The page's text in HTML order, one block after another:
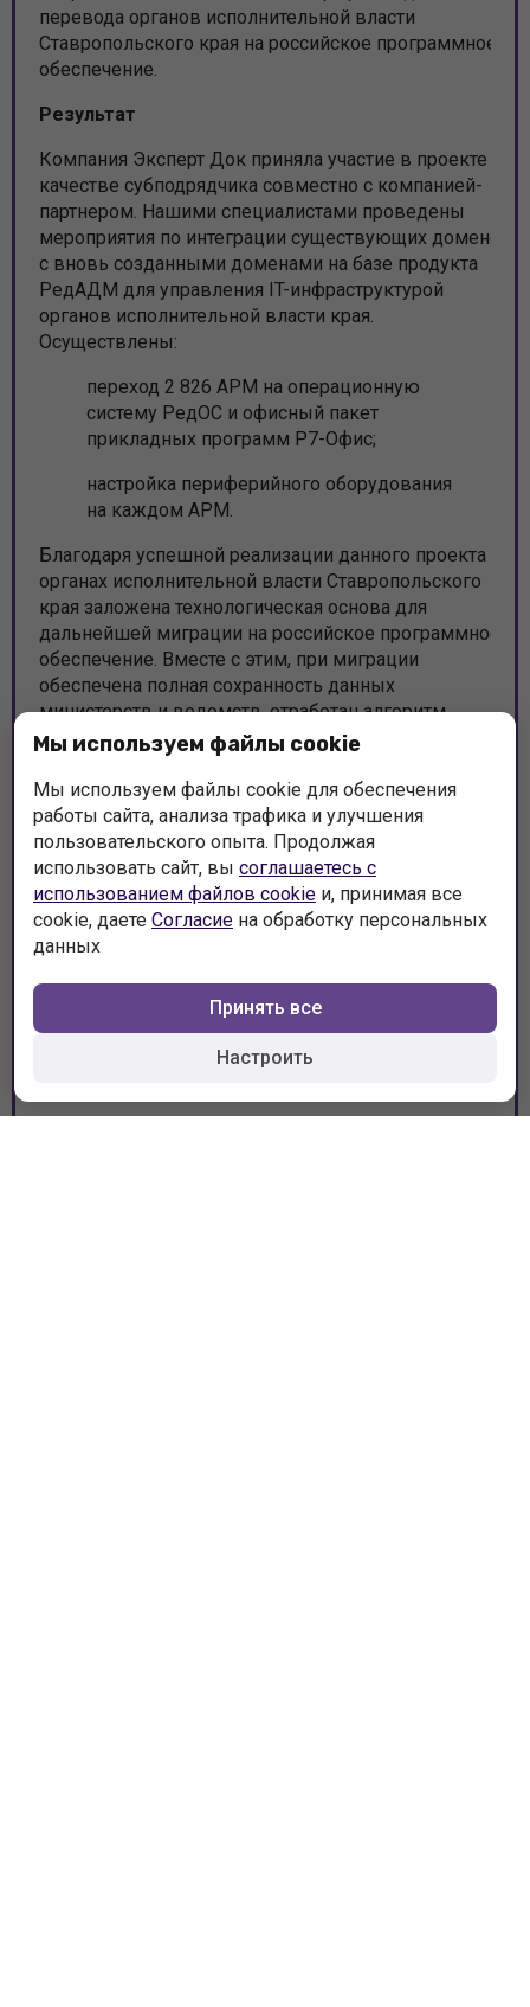
перевода органов исполнительной власти
Ставропольского края на российское программное
обеспечение.
Результат
Компания Эксперт Док приняла участие в проекте в
качестве субподрядчика совместно с компанией-
партнером. Нашими специалистами проведены
мероприятия по интеграции существующих доменов
с вновь созданными доменами на базе продукта
РедАДМ для управления IT-инфраструктурой
органов исполнительной власти края.
Осуществлены:
переход 2 826 АРМ на операционную
систему РедОС и офисный пакет
прикладных программ Р7-Офис;
настройка периферийного оборудования
на каждом АРМ.
Благодаря успешной реализации данного проекта в
органах исполнительной власти Ставропольского
края заложена технологическая основа для
дальнейшей миграции на российское программное
обеспечение. Вместе с этим, при миграции
обеспечена полная сохранность данных
министерств и ведомств, отработан алгоритм
процесса миграции без нарушения
работоспособности государственных
информационных систем.
Мы используем файлы cookie
Мы используем файлы cookie для обеспечения
работы сайта, анализа трафика и улучшения
пользовательского опыта. Продолжая
использовать сайт, вы соглашаетесь с
использованием файлов cookie и, принимая все
cookie, даете Согласие на обработку персональных
данных
Принять все
Настроить